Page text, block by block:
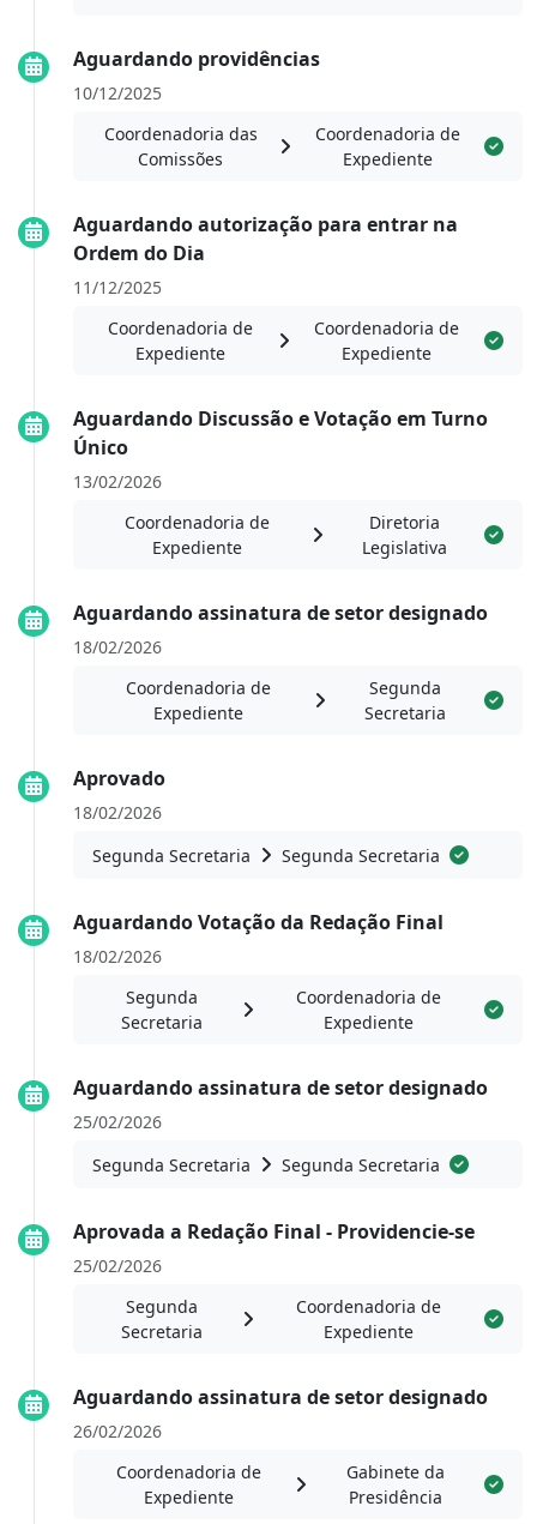
Aguardando providências
10/12/2025
Coordenadoria das
Comissões
Coordenadoria de
Expediente
Aguardando autorização para entrar na
Ordem do Dia
11/12/2025
Coordenadoria de
Expediente
Coordenadoria de
Expediente
Aguardando Discussão e Votação em Turno
Único
13/02/2026
Coordenadoria de
Expediente
Diretoria
Legislativa
Aguardando assinatura de setor designado
18/02/2026
Coordenadoria de
Expediente
Segunda
Secretaria
Aprovado
18/02/2026
Segunda Secretaria
Segunda Secretaria
Aguardando Votação da Redação Final
18/02/2026
Segunda
Secretaria
Coordenadoria de
Expediente
Aguardando assinatura de setor designado
25/02/2026
Segunda Secretaria
Segunda Secretaria
Aprovada a Redação Final - Providencie-se
25/02/2026
Segunda
Secretaria
Coordenadoria de
Expediente
Aguardando assinatura de setor designado
26/02/2026
Coordenadoria de
Expediente
Gabinete da
Presidência